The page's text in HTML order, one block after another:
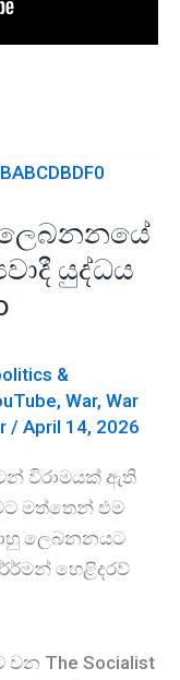
ලෙබනනයේ
යුද්ධය
&
, War, War
/ April 14, 2026
විරාමයක් ඇති
මත්තෙන් එම
ලෙබනනයට
හෙළිදරව්
වන The Socialist